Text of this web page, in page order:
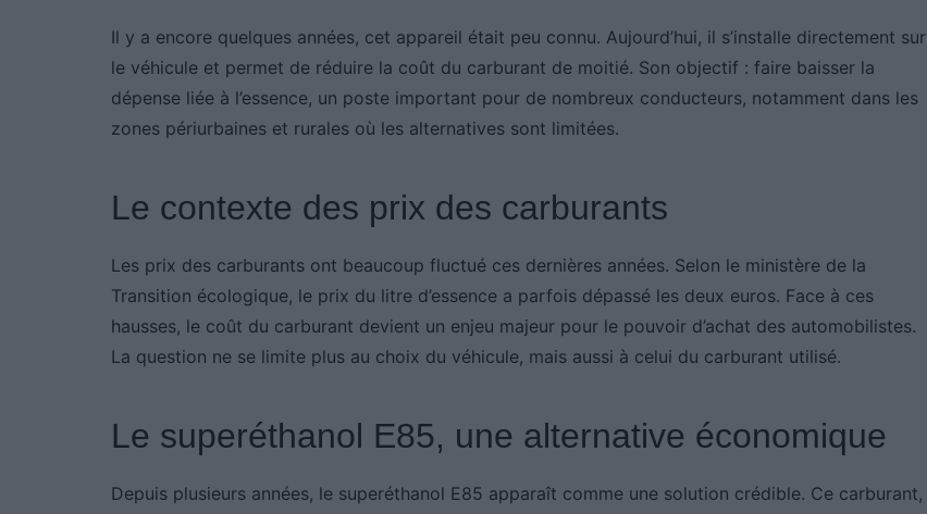
Il y a encore quelques années, cet appareil était peu connu. Aujourd’hui, il s’installe directement sur
le véhicule et permet de réduire la coût du carburant de moitié. Son objectif : faire baisser la
dépense liée à l’essence, un poste important pour de nombreux conducteurs, notamment dans les
zones périurbaines et rurales où les alternatives sont limitées.
Le contexte des prix des carburants
Les prix des carburants ont beaucoup fluctué ces dernières années. Selon le ministère de la
Transition écologique, le prix du litre d’essence a parfois dépassé les deux euros. Face à ces
hausses, le coût du carburant devient un enjeu majeur pour le pouvoir d’achat des automobilistes.
La question ne se limite plus au choix du véhicule, mais aussi à celui du carburant utilisé.
Le superéthanol E85, une alternative économique
Depuis plusieurs années, le superéthanol E85 apparaît comme une solution crédible. Ce carburant,